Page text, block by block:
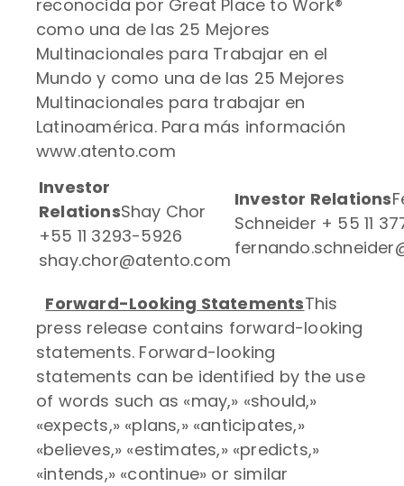
reconocida por Great Place to Work®
como una de las 25 Mejores
Multinacionales para Trabajar en el
Mundo y como una de las 25 Mejores
Multinacionales para trabajar en
Latinoamérica. Para más información
www.atento.com
Investor
RelationsShay Chor
+55 11 3293-5926
shay.chor@atento.com
Investor Relations
Schneider + 55 11
Forward-Looking StatementsThis
press release contains forward-looking
statements. Forward-looking
statements can be identified by the use
of words such as «may,» «should,»
«expects,» «plans,» «anticipates,»
«believes,» «estimates,» «predicts,»
«intends,» «continue» or similar